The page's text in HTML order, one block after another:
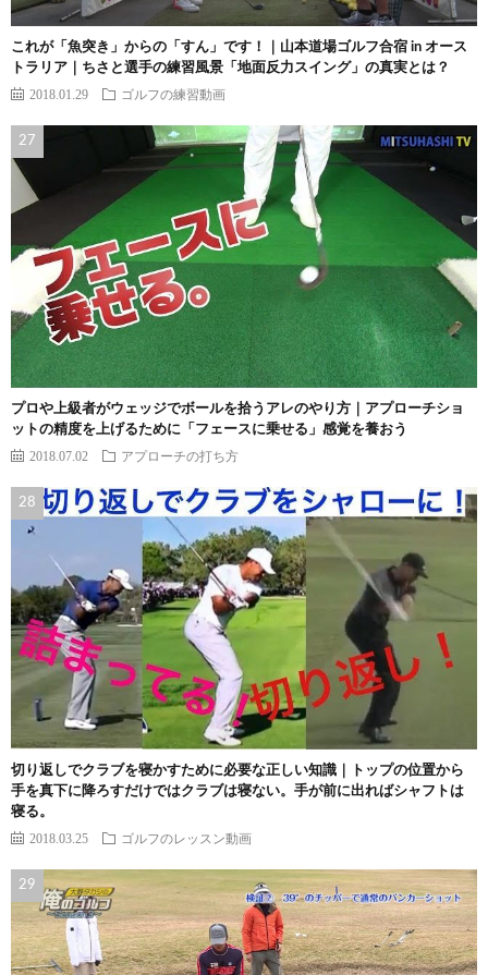
これが「魚突き」からの「すん」です！｜山本道場ゴルフ合宿 in オース
トラリア｜ちさと選手の練習風景「地面反力スイング」の真実とは？
2018.01.29 ゴルフの練習動画
プロや上級者がウェッジでボールを拾うアレのやり方｜アプローチショ
ットの精度を上げるために「フェースに乗せる」感覚を養おう
2018.07.02 アプローチの打ち方
切り返しでクラブを寝かすために必要な正しい知識｜トップの位置から
手を真下に降ろすだけではクラブは寝ない。手が前に出ればシャフトは
寝る。
2018.03.25 ゴルフのレッスン動画